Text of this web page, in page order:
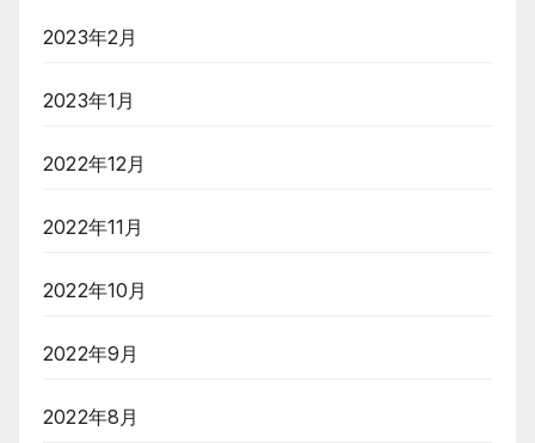
2023年2月
2023年1月
2022年12月
2022年11月
2022年10月
2022年9月
2022年8月